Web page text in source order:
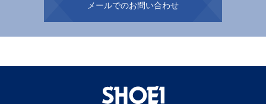
メールでのお問い合わせ